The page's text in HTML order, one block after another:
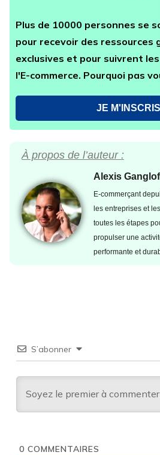
Plus de 10000 personnes se
pour recevoir des ressources
exclusives et pour suivrent
l'E-commerce. Pourquoi pas
JE M'INSCRIS
À propos de l’auteur :
Alexis
E-commerçant
les entreprises et
toutes les étapes
propulser une
performante et
S’abonner
0 COMMENTAIRES